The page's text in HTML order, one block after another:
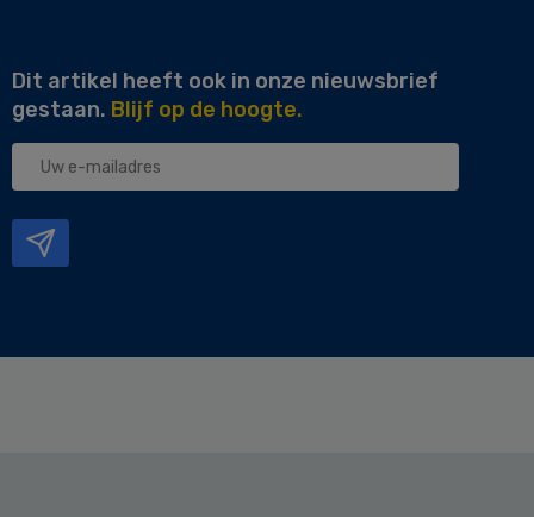
Dit artikel heeft ook in onze nieuwsbrief
gestaan. Blijf op de hoogte.
Uw